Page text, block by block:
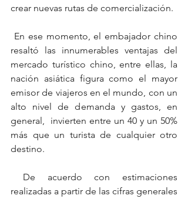
crear nuevas rutas de comercialización.
resaltó las innumerables ventajas del
mercado turístico chino, entre ellas, la
nación asiática figura como el mayor
emisor de viajeros en el mundo, con un
alto nivel de demanda y gastos, en
general,  invierten entre un 40 y un 50%
más que un turista de cualquier otro
destino.
realizadas a partir de las cifras generales